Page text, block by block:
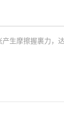
生摩擦握裹力，